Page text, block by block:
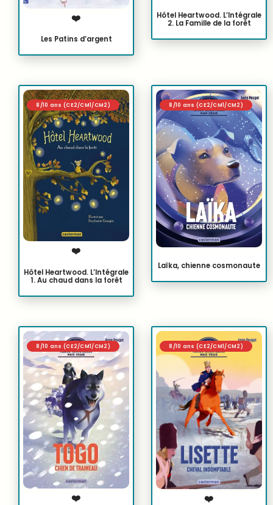
❤️
Les Patins d’argent
Hôtel Heartwood. L’Intégrale
2. La Famille de la forêt
8/10 ans (CE2/CM1/CM2)
❤️
Hôtel Heartwood. L’Intégrale
1. Au chaud dans la forêt
8/10 ans (CE2/CM1/CM2)
Laïka, chienne cosmonaute
8/10 ans (CE2/CM1/CM2)
❤️
8/10 ans (CE2/CM1/CM2)
❤️